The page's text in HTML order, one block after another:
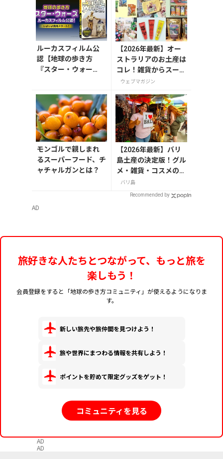
で、その魅力や情報、
過ごし方などを旅行者
目線でお届けしていま
す、小笠原リサと申し
ます。私にとってハワ
イは、世界でいちばん
居心地のよい島であ
り、癒しとパワーの充
身を浄化し、山で深い
癒しを感じ、空の青さ
と眩しい太陽に力をい
ただく。ハワイの人は
みんな笑顔。その表情
を見ていると、穏やか
な
ルーカスフィルム公
認【地球の歩き方
『スター・ウォー
ログラム仕様の特製
リバーシブル帯付き
【2026年最新】オー
ストラリアのお土産は
コレ！雑貨からスーパ
ーでも買えるグルメま
ウェブマガジン
モンゴルで親しまれ
るスーパーフード、チ
ャチャルガンとは？
【2026年最新】バリ
島土産の決定版！グル
メ・雑貨・コスメのお
すすめ20選
バリ島
Recommended by
AD
旅好きな人たちとつながって、もっと旅を
楽しもう！
会員登録をすると「地球の歩き方コミュニティ」が使えるようになりま
す。
新しい旅先や旅仲間を見つけよう！
旅や世界にまつわる情報を共有しよう！
ポイントを貯めて限定グッズをゲット！
コミュニティを見る
AD
AD